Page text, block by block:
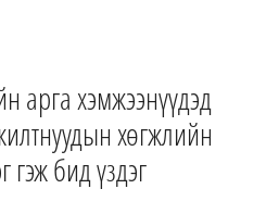
арга хэмжээнүүдэд
хөгжлийн
гэж бид үздэг